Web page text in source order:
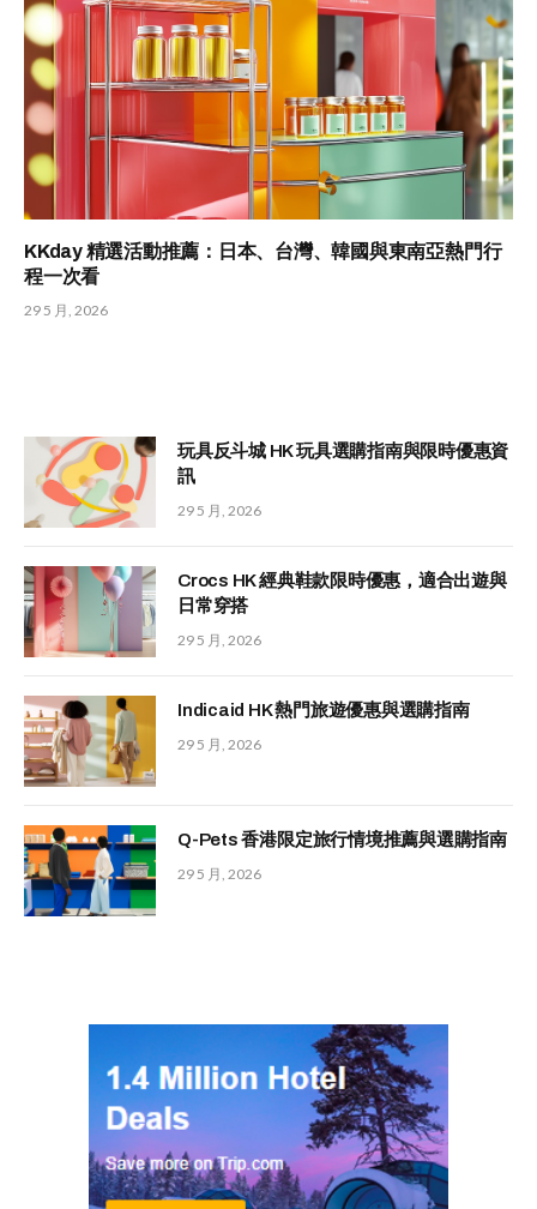
KKday 精選活動推薦：日本、台灣、韓國與東南亞熱門行
程一次看
29 5 月, 2026
玩具反斗城 HK 玩具選購指南與限時優惠資
訊
29 5 月, 2026
Crocs HK 經典鞋款限時優惠，適合出遊與
日常穿搭
29 5 月, 2026
Indicaid HK 熱門旅遊優惠與選購指南
29 5 月, 2026
Q-Pets 香港限定旅行情境推薦與選購指南
29 5 月, 2026